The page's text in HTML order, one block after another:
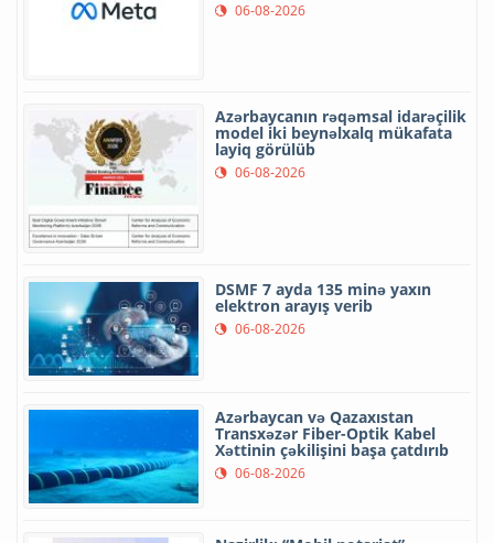
06-08-2026
Azərbaycanın rəqəmsal idarəçilik
model iki beynəlxalq mükafata
layiq görülüb
06-08-2026
DSMF 7 ayda 135 minə yaxın
elektron arayış verib
06-08-2026
Azərbaycan və Qazaxıstan
Transxəzər Fiber-Optik Kabel
Xəttinin çəkilişini başa çatdırıb
06-08-2026